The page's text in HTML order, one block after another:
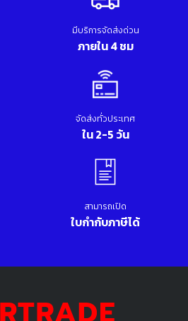
มีบริการจัดส่งด่วน
ภายใน 4 ชม
จัดส่งทั่วประเทศ
ใน 2-5 วัน
สามารถเปิด
ใบกำกับภาษีได้